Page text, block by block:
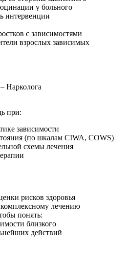
у больного
интервенции
с зависимостями
взрослых зависимых
Нарколога
при:
зависимости
(по шкалам CIWA, COWS)
схемы лечения
рисков здоровья
лечению
понять:
близкого
действий